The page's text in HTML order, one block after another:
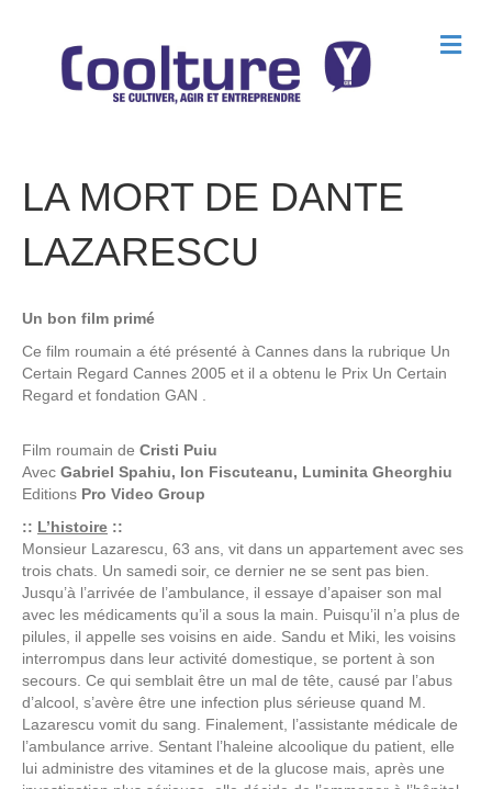
M
e
LA MORT DE DANTE
LAZARESCU
Un bon film primé
Ce film roumain a été présenté à Cannes dans la rubrique Un
Certain Regard Cannes 2005 et il a obtenu le Prix Un Certain
Regard et fondation GAN .
Film roumain de Cristi Puiu
Avec Gabriel Spahiu, Ion Fiscuteanu, Luminita Gheorghiu
Editions Pro Video Group
:: L’histoire ::
Monsieur Lazarescu, 63 ans, vit dans un appartement avec ses
trois chats. Un samedi soir, ce dernier ne se sent pas bien.
Jusqu’à l’arrivée de l’ambulance, il essaye d’apaiser son mal
avec les médicaments qu’il a sous la main. Puisqu’il n’a plus de
pilules, il appelle ses voisins en aide. Sandu et Miki, les voisins
interrompus dans leur activité domestique, se portent à son
secours. Ce qui semblait être un mal de tête, causé par l’abus
d’alcool, s’avère être une infection plus sérieuse quand M.
Lazarescu vomit du sang. Finalement, l’assistante médicale de
l’ambulance arrive. Sentant l’haleine alcoolique du patient, elle
lui administre des vitamines et de la glucose mais, après une